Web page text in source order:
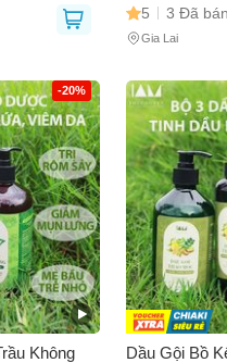
5 3 Đã bán
Gia Lai
-20%
Không
Dầu Gội Bồ
Bạn gặp vấn đề về
báo lỗi cho chúng tôi. Hoặc
bạn(*)
(*)